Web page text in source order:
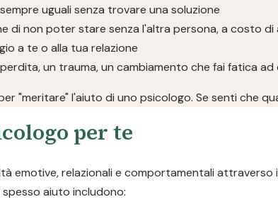
uguali senza trovare una soluzione
di non poter stare senza l'altra persona, a costo di
a te o alla tua relazione
un trauma, un cambiamento che fai fatica ad
"meritare" l'aiuto di uno psicologo. Se senti che
per te
emotive, relazionali e comportamentali attraverso
aiuto includono: